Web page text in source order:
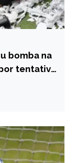
bomba na
tentativa